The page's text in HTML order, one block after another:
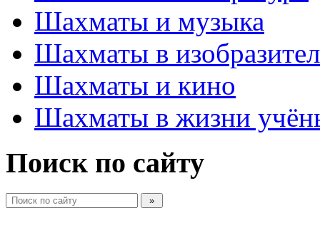
Шахматы и музыка
Шахматы в
Шахматы и кино
Шахматы в жизни
Поиск по сайту